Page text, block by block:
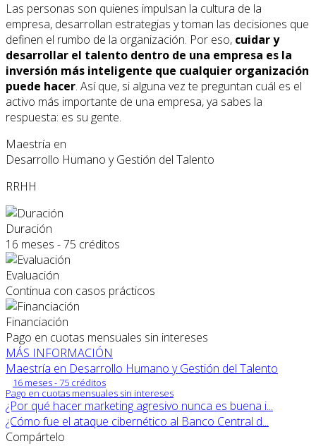
Las personas son quienes impulsan la cultura de la
empresa, desarrollan estrategias y toman las decisiones que
definen el rumbo de la organización. Por eso, cuidar y
desarrollar el talento dentro de una empresa es la
inversión más inteligente que cualquier organización
puede hacer. Así que, si alguna vez te preguntan cuál es el
activo más importante de una empresa, ya sabes la
respuesta: es su gente.
Maestría en
Desarrollo Humano y Gestión del Talento
RRHH
Duración
16 meses - 75 créditos
Evaluación
Continua con casos prácticos
Financiación
Pago en cuotas mensuales sin intereses
MÁS INFORMACIÓN
Maestría en Desarrollo Humano y Gestión del Talento
16 meses - 75 créditos
Pago en cuotas mensuales sin intereses
¿Por qué hacer marketing agresivo nunca es buena i...
¿Cómo fue el ataque cibernético al Banco Central d...
Compártelo